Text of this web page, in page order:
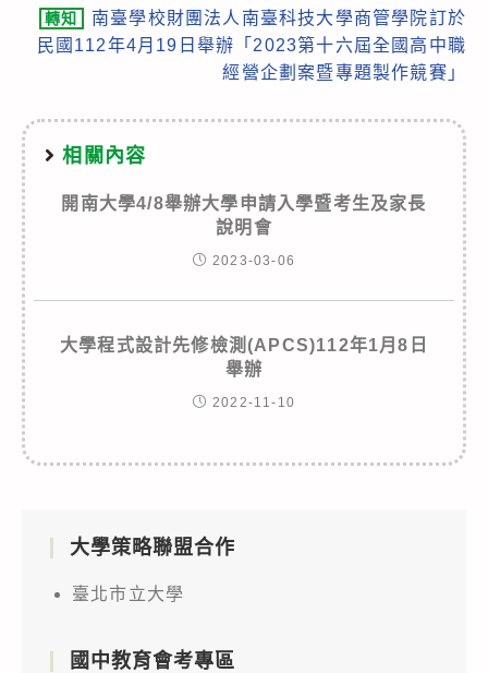
轉知
南臺學校財團法人南臺科技大學商管學院訂於
民國112年4月19日舉辦「2023第十六屆全國高中職
經營企劃案暨專題製作競賽」
相關內容
開南大學4/8舉辦大學申請入學暨考生及家長
說明會
2023-03-06
大學程式設計先修檢測(APCS)112年1月8日
舉辦
2022-11-10
大學策略聯盟合作
臺北市立大學
國中教育會考專區